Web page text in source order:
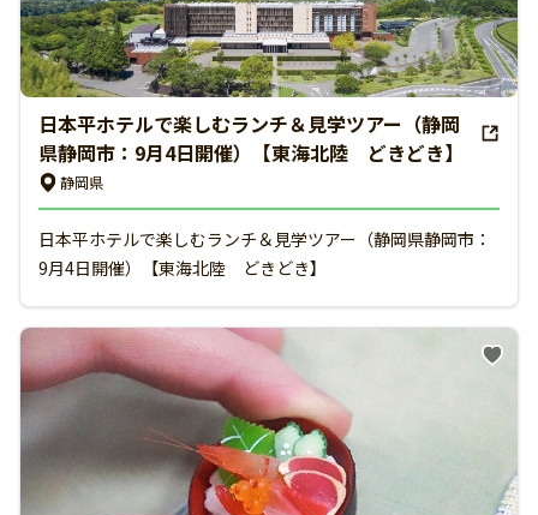
日本平ホテルで楽しむランチ＆見学ツアー（静岡
県静岡市：9月4日開催）【東海北陸 どきどき】
静岡県
日本平ホテルで楽しむランチ＆見学ツアー（静岡県静岡市：
9月4日開催）【東海北陸 どきどき】